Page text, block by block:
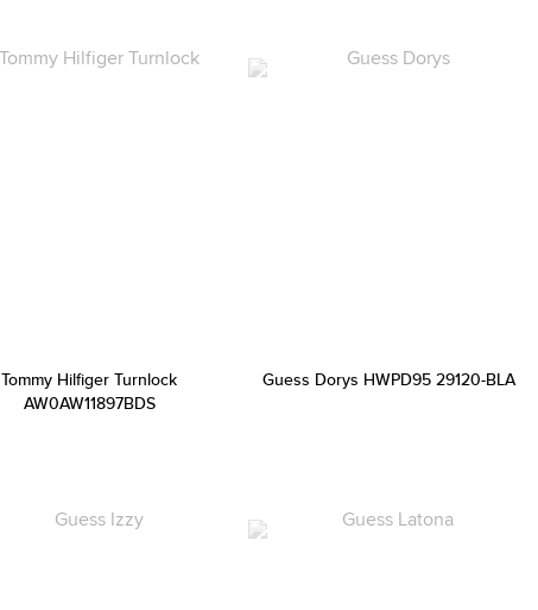
Tommy Hilfiger Turnlock
AW0AW11897BDS
Guess Dorys HWPD95 29120-BLA